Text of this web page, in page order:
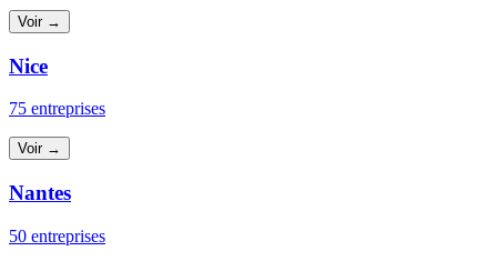
Voir →
Nice
75 entreprises
Voir →
Nantes
50 entreprises